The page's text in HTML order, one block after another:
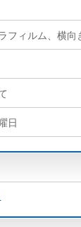
フィルム、横向
日